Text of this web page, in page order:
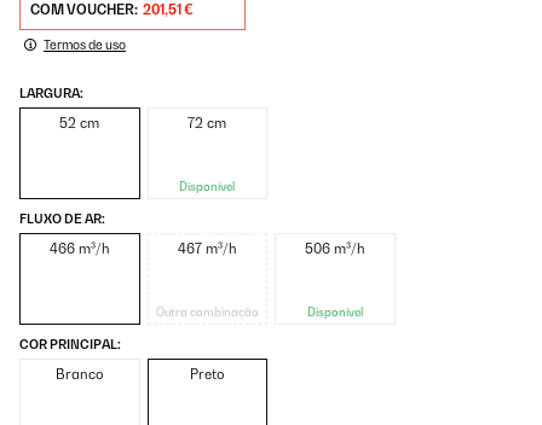
COM VOUCHER: 201,51 €
Termos de uso
LARGURA:
52 cm 72 cm
Disponível
FLUXO DE AR:
466 m³/h 467 m³/h
Outra combinação
506 m³/h
Disponível
COR PRINCIPAL:
Branco Preto